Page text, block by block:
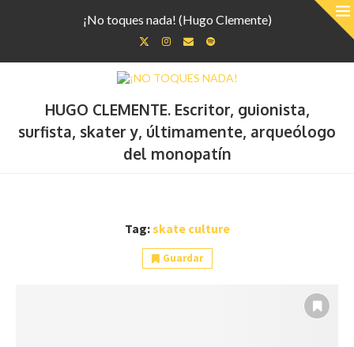
¡No toques nada! (Hugo Clemente)
HUGO CLEMENTE. Escritor, guionista,
surfista, skater y, últimamente, arqueólogo
del monopatín
Tag:skate culture
Guardar